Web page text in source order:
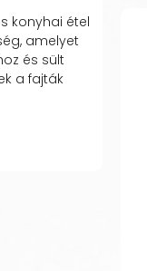
konyhai étel
amelyet
és sült
a fajták